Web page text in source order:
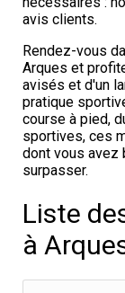
avis clients.
Rendez-vous
Arques et
avisés et d'un
pratique
course à pied,
sportives, ces
dont vous avez
surpasser.
Liste
à